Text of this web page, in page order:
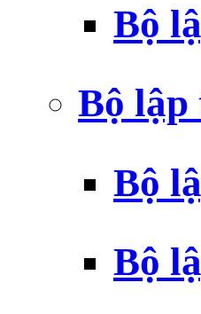
Bộ
Bộ lập
Bộ
Bộ